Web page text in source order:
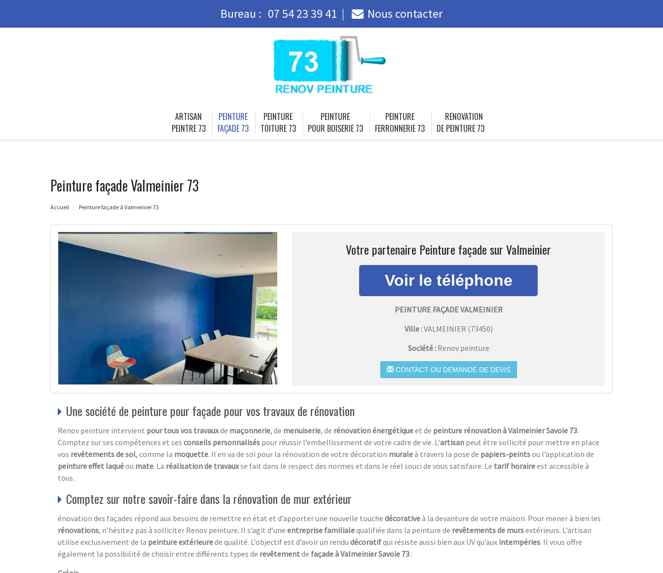
Bureau : 07 54 23 39 41 Nous contacter
ARTISAN
PEINTRE 73
PEINTURE
FAÇADE 73
PEINTURE
TOITURE 73
PEINTURE
POUR BOISERIE 73
PEINTURE
FERRONNERIE 73
RENOVATION
DE PEINTURE 73
Peinture façade Valmeinier 73
Accueil Peinture façade à Valmeinier 73
Votre partenaire Peinture façade sur Valmeinier
PEINTURE FAÇADE VALMEINIER
Ville :VALMEINIER (73450)
Société : Renov peinture
CONTACT OU DEMANDE DE DEVIS
Une société de peinture pour façade pour vos travaux de rénovation
Renov peinture intervient pour tous vos travauxde maçonnerie, de menuiserie, de rénovation énergétiqueet de peinture rénovation à Valmeinier Savoie 73.
Comptez sur ses compétences et ses conseils personnalisés pour réussir l’embellissement de votre cadre de vie. L’artisan peut être sollicité pour mettre en place
vos revêtements de sol, comme la moquette. Il en va de soi pour la rénovation de votre décoration muraleà travers la pose de papiers-peintsou l’application de
peinture effet laquéou mate. La réalisation de travauxse fait dans le respect des normes et dans le réel souci de vous satisfaire. Le tarif horaireest accessible à
tous.
Comptez sur notre savoir-faire dans la rénovation de mur extérieur
énovation des façades répond aux besoins de remettre en état et d’apporter une nouvelle touche décorativeà la devanture de votre maison. Pour mener à bien les
rénovations, n’hésitez pas à solliciter Renov peinture. Il s’agit d’une entreprise familialequalifiée dans la peinture de revêtements de mursextérieurs. L’artisan
utilise exclusivement de la peinture extérieurede qualité. L’objectif est d’avoir un rendu décoratifqui résiste aussi bien aux UVqu’aux intempéries. Il vous offre
également la possibilité de choisir entre différents types de revêtementde façade à Valmeinier Savoie 73 :